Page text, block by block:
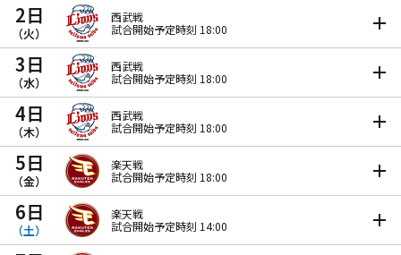
2日
（火）
西武戦
試合開始予定時刻 18:00
3日
（水）
西武戦
試合開始予定時刻 18:00
4日
（木）
西武戦
試合開始予定時刻 18:00
5日
（金）
楽天戦
試合開始予定時刻 18:00
6日
（土）
楽天戦
試合開始予定時刻 14:00